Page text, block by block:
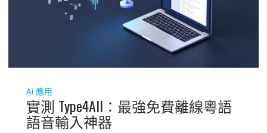
Ai 應用
實測 Type4All：最強免費離線粵語
語音輸入神器